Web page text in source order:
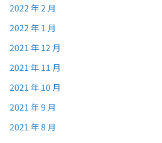
2022 年 2 月
2022 年 1 月
2021 年 12 月
2021 年 11 月
2021 年 10 月
2021 年 9 月
2021 年 8 月